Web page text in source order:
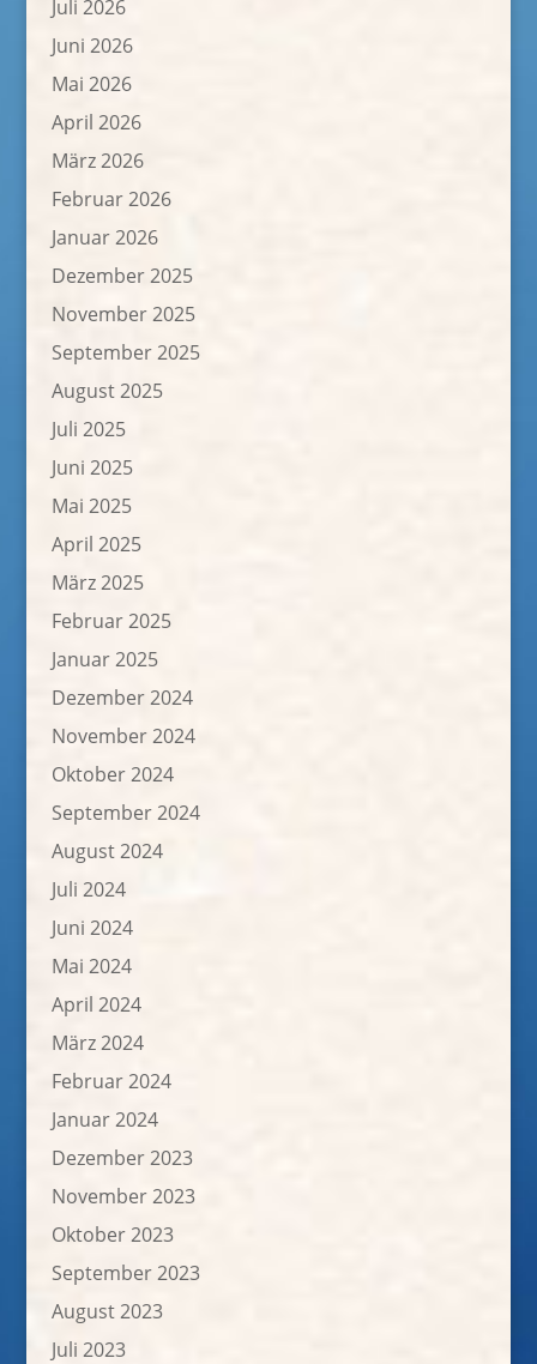
Juli 2026
Juni 2026
Mai 2026
April 2026
März 2026
Februar 2026
Januar 2026
Dezember 2025
November 2025
September 2025
August 2025
Juli 2025
Juni 2025
Mai 2025
April 2025
März 2025
Februar 2025
Januar 2025
Dezember 2024
November 2024
Oktober 2024
September 2024
August 2024
Juli 2024
Juni 2024
Mai 2024
April 2024
März 2024
Februar 2024
Januar 2024
Dezember 2023
November 2023
Oktober 2023
September 2023
August 2023
Juli 2023